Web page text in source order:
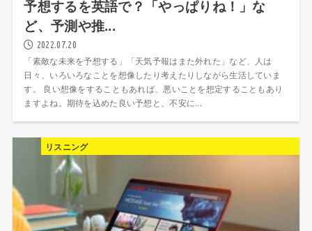
予想するを英語で？「やっぱりね！」な
ど、予測や推...
2022.07.20
「素敵な未来を予想する」「天気予報はまた外れた」など、人は
日々、いろいろなことを想像したり考えたりしながら生活していま
す。 良い想像をすることもあれば、悪いことを想定することもあり
ますよね。期待を込めた良い予想と、不安に...
リスニング